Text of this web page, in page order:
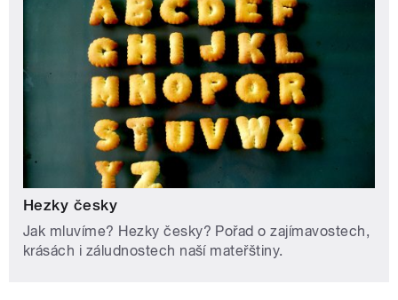
Hezky česky
Jak mluvíme? Hezky česky? Pořad o zajímavostech,
krásách i záludnostech naší mateřštiny.